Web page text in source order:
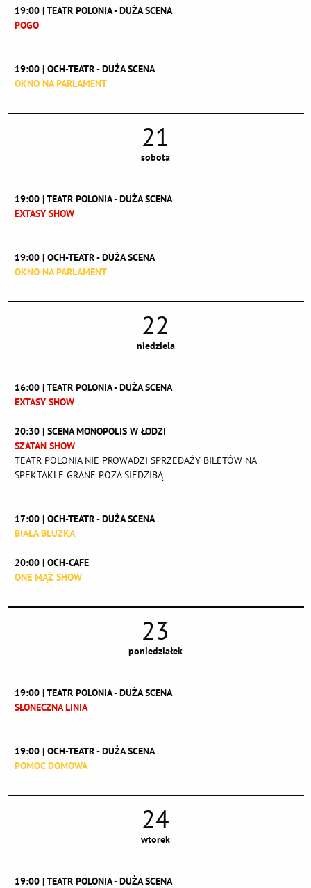
19:00 | TEATR POLONIA - DUŻA SCENA
POGO
19:00 | OCH-TEATR - DUŻA SCENA
OKNO NA PARLAMENT
21
sobota
19:00 | TEATR POLONIA - DUŻA SCENA
EXTASY SHOW
19:00 | OCH-TEATR - DUŻA SCENA
OKNO NA PARLAMENT
22
niedziela
16:00 | TEATR POLONIA - DUŻA SCENA
EXTASY SHOW
20:30 | SCENA MONOPOLIS W ŁODZI
SZATAN SHOW
TEATR POLONIA NIE PROWADZI SPRZEDAŻY BILETÓW NA
SPEKTAKLE GRANE POZA SIEDZIBĄ
17:00 | OCH-TEATR - DUŻA SCENA
BIAŁA BLUZKA
20:00 | OCH-CAFE
ONE MĄŻ SHOW
23
poniedziałek
19:00 | TEATR POLONIA - DUŻA SCENA
SŁONECZNA LINIA
19:00 | OCH-TEATR - DUŻA SCENA
POMOC DOMOWA
24
wtorek
19:00 | TEATR POLONIA - DUŻA SCENA